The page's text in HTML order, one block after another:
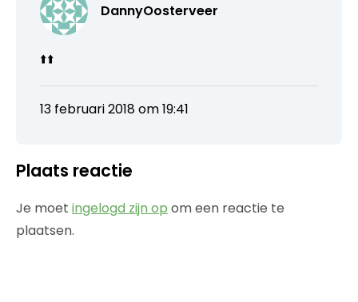
DannyOosterveer
⬆️⬆️
13 februari 2018 om 19:41
Plaats reactie
Je moet ingelogd zijn op om een reactie te
plaatsen.